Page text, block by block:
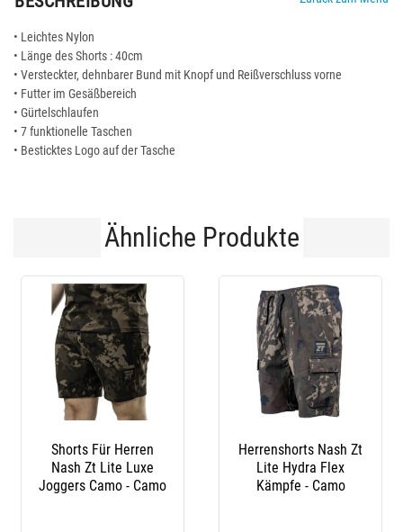
• Leichtes Nylon
• Länge des Shorts : 40cm
• Versteckter, dehnbarer Bund mit Knopf und Reißverschluss vorne
• Futter im Gesäßbereich
• Gürtelschlaufen
• 7 funktionelle Taschen
• Besticktes Logo auf der Tasche
Ähnliche Produkte
Shorts Für Herren
Nash Zt Lite Luxe
Joggers Camo - Camo
Herrenshorts Nash Zt
Lite Hydra Flex
Kämpfe - Camo